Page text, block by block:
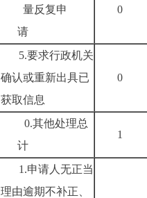
量反复申
请
5.要求行政机关
确认或重新出具已
获取信息
0.其他处理总
计
1.申请人无正当
理由逾期不补正、